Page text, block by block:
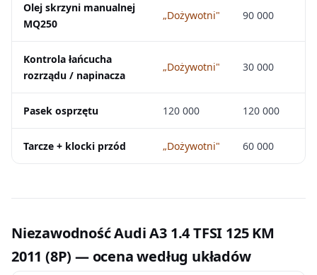
Olej skrzyni manualnej
MQ250
„Dożywotni" 90 000
Kontrola łańcucha
rozrządu / napinacza
„Dożywotni" 30 000
Pasek osprzętu 120 000 120 000
Tarcze + klocki przód „Dożywotni" 60 000
Niezawodność Audi A3 1.4 TFSI 125 KM
2011 (8P) — ocena według układów